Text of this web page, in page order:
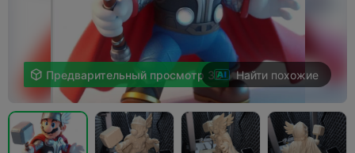
 Предварительный просмотр 3D Найти похожие